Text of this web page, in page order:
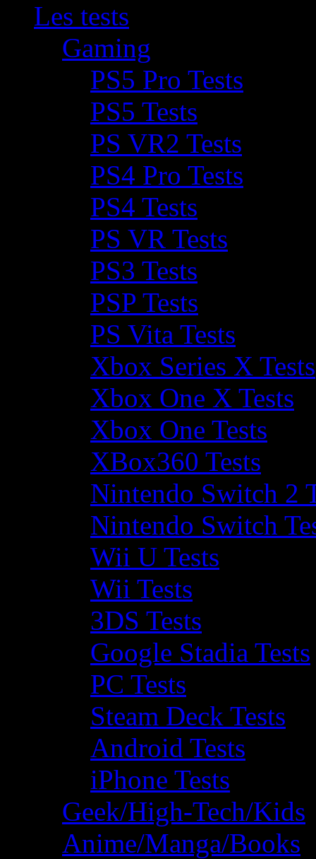
Les tests
Gaming
PS5 Pro Tests
PS5 Tests
PS VR2 Tests
PS4 Pro Tests
PS4 Tests
PS VR Tests
PS3 Tests
PSP Tests
PS Vita Tests
Xbox Series X Tests
Xbox One X Tests
Xbox One Tests
XBox360 Tests
Nintendo Switch 2
Nintendo Switch
Wii U Tests
Wii Tests
3DS Tests
Google Stadia Tests
PC Tests
Steam Deck Tests
Android Tests
iPhone Tests
Geek/High-Tech/Kids
Anime/Manga/Books